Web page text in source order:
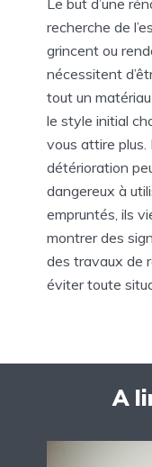
Le but d’une
recherche de
grincent ou
nécessitent
tout un
le style initial
vous attire plus.
détérioration
dangereux à
empruntés, ils
montrer des
des travaux de
éviter toute
A